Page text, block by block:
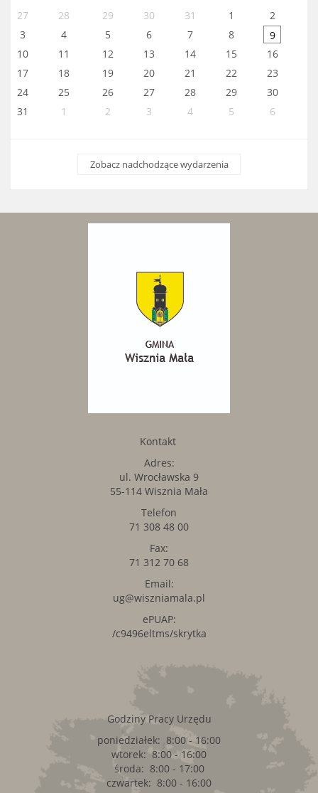
27
28 29 30 31 1
2
3
4 5 6 7 8
9
10
11 12 13 14 15
16
17
18 19 20 21 22
23
24
25 26 27 28 29
30
31
1 2 3 4 5 6
Zobacz nadchodzące wydarzenia
Kontakt
Adres:
ul. Wrocławska 9
55-114 Wisznia Mała
Telefon
71 308 48 00
Fax:
71 312 70 68
Email:
ug@wiszniamala.pl
ePUAP:
/c9496eltms/skrytka
Godziny Pracy Urzędu
poniedziałek: 8:00 - 16:00
wtorek: 8:00 - 16:00
środa: 8:00 - 17:00
czwartek: 8:00 - 16:00